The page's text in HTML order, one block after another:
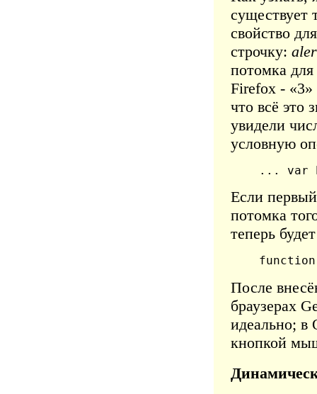
существует
свойство
строчку:
потомка
Firefox - «3»
что всё это
увидели
условную
... var
Если
потомка
теперь
После
браузерах
идеально; в
кнопкой